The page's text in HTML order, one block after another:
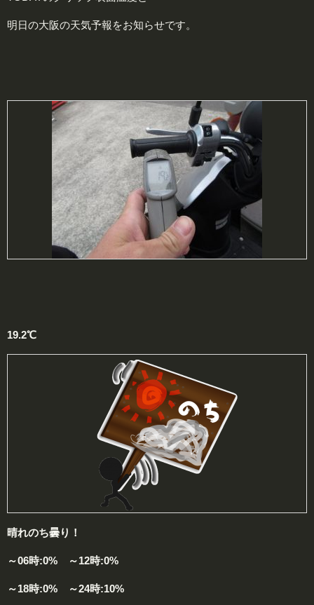
明日の大阪の天気予報をお知らせです。
19.2℃
晴れのち曇り！
～06時:0% ～12時:0%
～18時:0% ～24時:10%